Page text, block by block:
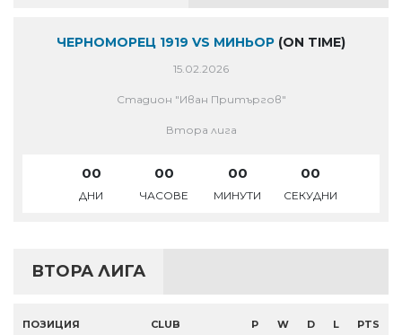
ЧЕРНОМОРЕЦ 1919 VS МИНЬОР (ON TIME)
15.02.2026
Стадион "Иван Притъргов"
Втора лига
00
ДНИ
00
ЧАСОВЕ
00
МИНУТИ
00
СЕКУДНИ
ВТОРА ЛИГА
ПОЗИЦИЯ CLUB P W D L PTS